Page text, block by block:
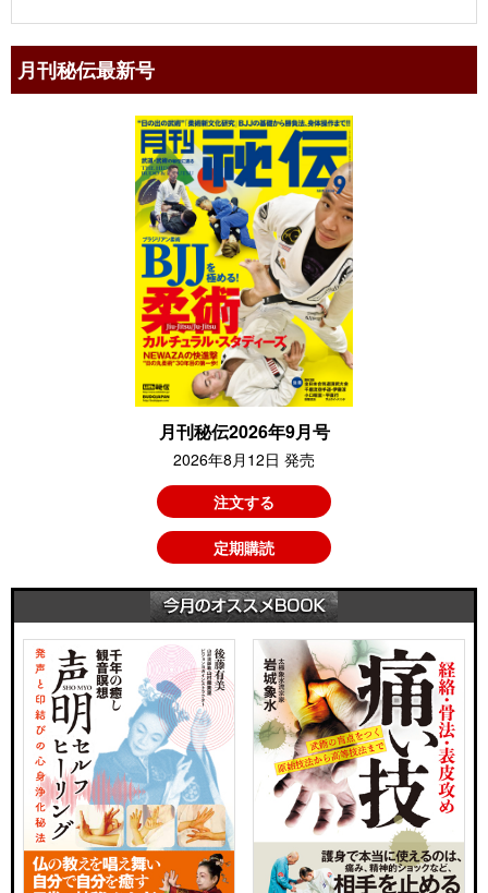
月刊秘伝最新号
月刊秘伝2026年9月号
2026年8月12日 発売
注文する
定期購読